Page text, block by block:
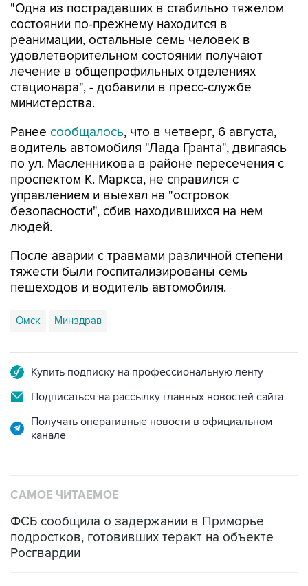
"Одна из пострадавших в стабильно тяжелом
состоянии по-прежнему находится в
реанимации, остальные семь человек в
удовлетворительном состоянии получают
лечение в общепрофильных отделениях
стационара", - добавили в пресс-службе
министерства.
Ранее сообщалось, что в четверг, 6 августа,
водитель автомобиля "Лада Гранта", двигаясь
по ул. Масленникова в районе пересечения с
проспектом К. Маркса, не справился с
управлением и выехал на "островок
безопасности", сбив находившихся на нем
людей.
После аварии с травмами различной степени
тяжести были госпитализированы семь
пешеходов и водитель автомобиля.
Омск Минздрав
Купить подписку на профессиональную ленту
Подписаться на рассылку главных новостей сайта
Получать оперативные новости в официальном
канале
САМОЕ ЧИТАЕМОЕ
ФСБ сообщила о задержании в Приморье
подростков, готовивших теракт на объекте
Росгвардии